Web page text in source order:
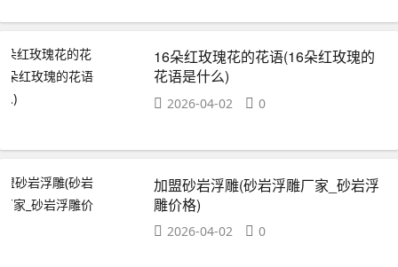
16朵红玫瑰花的花语(16朵红玫瑰的
花语是什么)
2026-04-02 0
加盟砂岩浮雕(砂岩浮雕厂家_砂岩浮
雕价格)
2026-04-02 0